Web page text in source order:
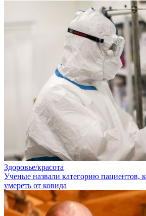
Здоровье/красота
Ученые назвали категорию пациентов,
умереть от ковида